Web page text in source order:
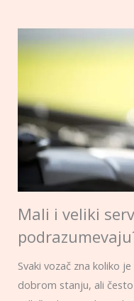
Mali i veliki
Svaki vozač zna koliko
dobrom stanju, ali